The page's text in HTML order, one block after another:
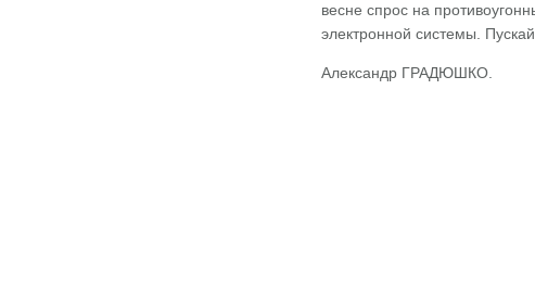
весне спрос на
электронной системы.
Александр ГРАДЮШКО.